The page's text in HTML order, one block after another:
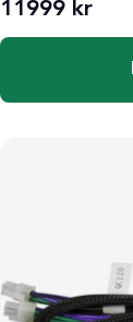
11999 kr